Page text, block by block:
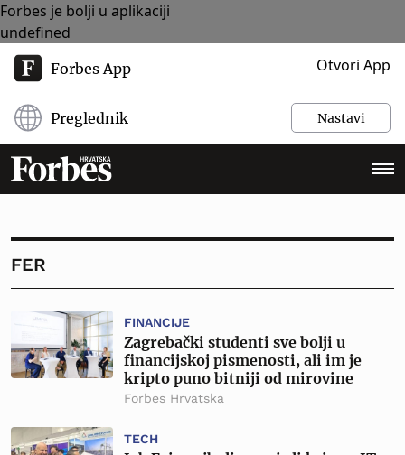
Forbes je bolji u aplikaciji
undefined
Forbes App Otvori App
Preglednik Nastavi
FER
FINANCIJE
Zagrebački studenti sve bolji u
financijskoj pismenosti, ali im je
kripto puno bitniji od mirovine
Forbes Hrvatska
TECH